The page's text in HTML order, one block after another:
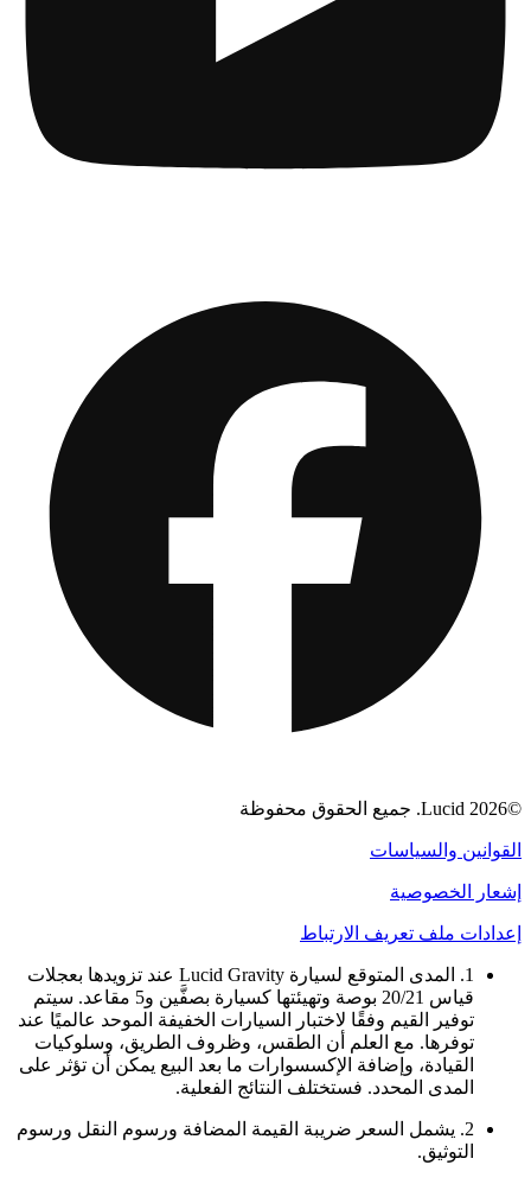
©2026 Lucid. جميع الحقوق محفوظة
القوانين والسياسات
إشعار الخصوصية
إعدادات ملف تعريف الارتباط
1. المدى المتوقع لسيارة Lucid Gravity عند تزويدها بعجلات
قياس 20/21 بوصة وتهيئتها كسيارة بصفَّين و5 مقاعد. سيتم
توفير القيم وفقًا لاختبار السيارات الخفيفة الموحد عالميًا عند
توفرها. مع العلم أن الطقس، وظروف الطريق، وسلوكيات
القيادة، وإضافة الإكسسوارات ما بعد البيع يمكن أن تؤثر على
المدى المحدد. فستختلف النتائج الفعلية.
2. يشمل السعر ضريبة القيمة المضافة ورسوم النقل ورسوم
التوثيق.